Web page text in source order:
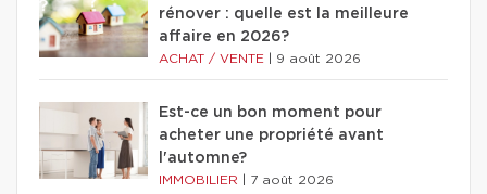
rénover : quelle est la meilleure
affaire en 2026?
ACHAT / VENTE 9 août 2026
Est-ce un bon moment pour
acheter une propriété avant
l'automne?
IMMOBILIER 7 août 2026